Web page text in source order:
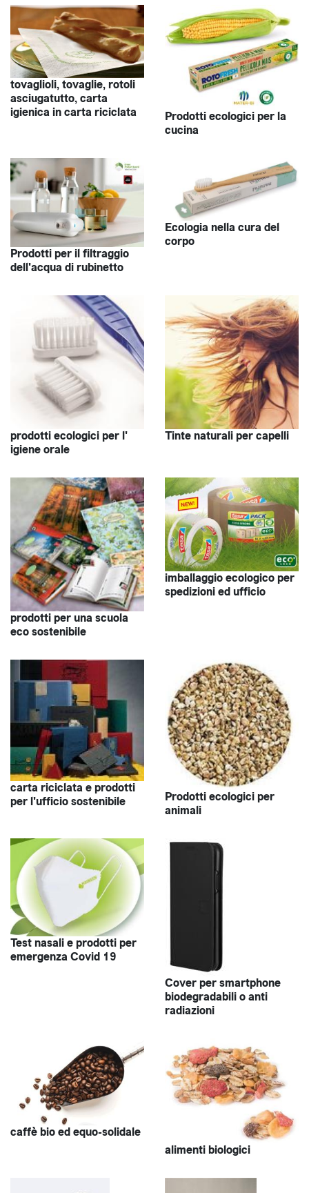
tovaglioli, tovaglie, rotoli
asciugatutto, carta
igienica in carta riciclata
Prodotti ecologici per la
cucina
Prodotti per il filtraggio
dell'acqua di rubinetto
Ecologia nella cura del
corpo
prodotti ecologici per l'
igiene orale
Tinte naturali per capelli
prodotti per una scuola
eco sostenibile
imballaggio ecologico per
spedizioni ed ufficio
carta riciclata e prodotti
per l'ufficio sostenibile
Prodotti ecologici per
animali
Test nasali e prodotti per
emergenza Covid 19
Cover per smartphone
biodegradabili o anti
radiazioni
caffè bio ed equo-solidale
alimenti biologici